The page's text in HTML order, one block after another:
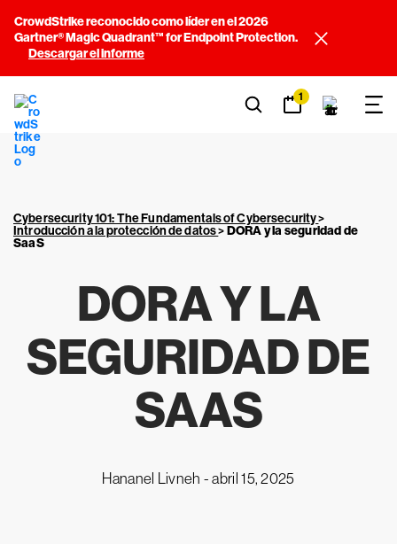
CrowdStrike reconocido como líder en el 2026
Gartner® Magic Quadrant™ for Endpoint Protection.
Descargar el informe
1
Cybersecurity 101: The Fundamentals of Cybersecurity>
Introducción a la protección de datos>DORA y la seguridad de
SaaS
DORA Y LA
SEGURIDAD DE
SAAS
Hananel Livneh -abril 15, 2025